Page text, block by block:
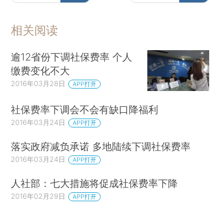
相关阅读
逾12省份下调社保费率 个人
缴费变化不大
2016年03月28日 APP打开
社保费率下调会不会有缺口降福利
2016年03月24日 APP打开
落实政府减负承诺 多地陆续下调社保费率
2016年03月24日 APP打开
人社部：七大措施将促成社保费率下降
2016年02月29日 APP打开